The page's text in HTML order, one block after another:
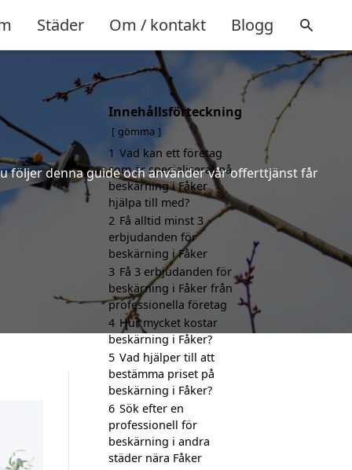
Städer Om / kontakt Blogg
följer denna guide och använder vår offerttjänst får
Innehållsförteckning
gömma
1 Vad kan ett företag
som är specialiserat på
beskärning i Fåker
hjälpa till med?
2 Få alltid minst 3
erbjudanden för
beskärning i Fåker
3 Få 3 erbjudanden för
beskärning i Fåker från
professionella företag
4 Hur mycket kostar
beskärning i Fåker?
5 Vad hjälper till att
bestämma priset på
beskärning i Fåker?
6 Sök efter en
professionell för
beskärning i andra
städer nära Fåker